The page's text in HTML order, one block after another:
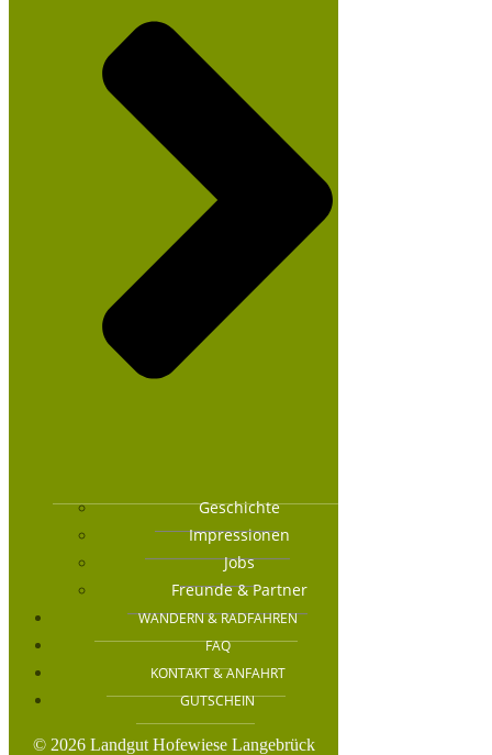
Geschichte
Impressionen
Jobs
Freunde & Partner
WANDERN & RADFAHREN
FAQ
KONTAKT & ANFAHRT
GUTSCHEIN
© 2026 Landgut Hofewiese Langebrück